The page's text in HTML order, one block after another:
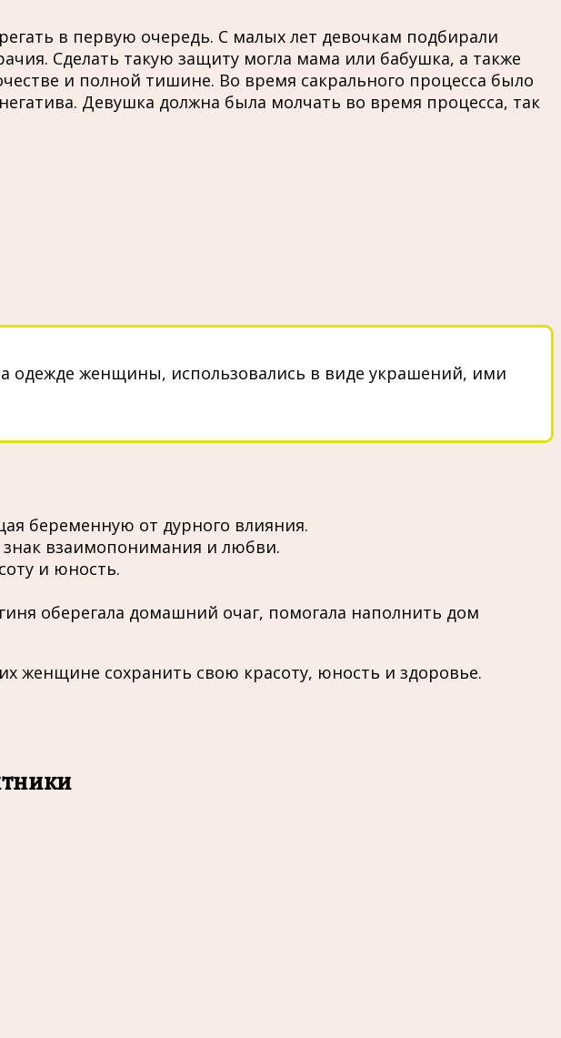
в первую очередь. С малых лет девочкам подбирали
Сделать такую защиту могла мама или бабушка, а также
и полной тишине. Во время сакрального процесса было
Девушка должна была молчать во время процесса, так
женщины, использовались в виде украшений, ими
беременную от дурного влияния.
взаимопонимания и любви.
и юность.
оберегала домашний очаг, помогала наполнить дом
женщине сохранить свою красоту, юность и здоровье.